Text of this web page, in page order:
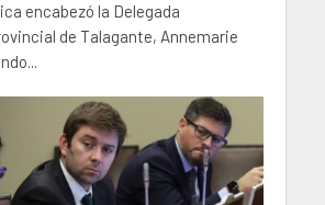
encabezó la Delegada
de Talagante, Annemarie